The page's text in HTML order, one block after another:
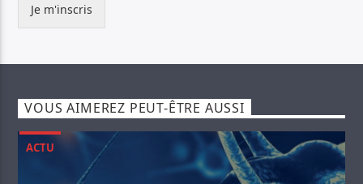
Je m'inscris
VOUS AIMEREZ PEUT-ÊTRE AUSSI
ACTU